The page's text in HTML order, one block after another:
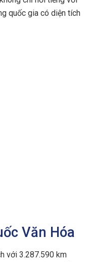
quốc gia có diện tích
Văn Hóa
với 3.287.590 km